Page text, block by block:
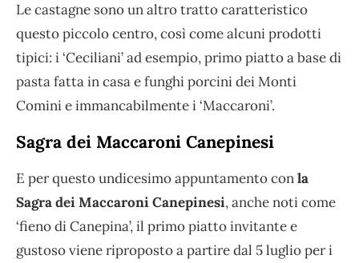
Le castagne sono un altro tratto caratteristico
questo piccolo centro, così come alcuni prodotti
tipici: i ‘Ceciliani’ ad esempio, primo piatto a base di
pasta fatta in casa e funghi porcini dei Monti
Comini e immancabilmente i ‘Maccaroni’.
Sagra dei Maccaroni Canepinesi
E per questo undicesimo appuntamento conla
Sagra dei Maccaroni Canepinesi, anche noti come
‘fieno di Canepina’, il primo piatto invitante e
gustoso viene riproposto a partire dal 5 luglio per i